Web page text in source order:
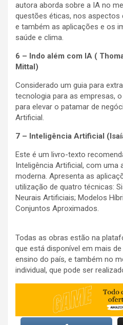
autora aborda sobre a IA no
questões éticas, nos
e também as aplicações e os
saúde e clima.
6 – Indo além com IA (
Mittal)
Considerado um guia para
tecnologia para as empresas,
para elevar o patamar de
Artificial.
7 – Inteligência Artificial
Este é um livro-texto
Inteligência Artificial, com uma
moderna. Apresenta as
utilização de quatro técnicas:
Neurais Artificiais; Modelos
Conjuntos Aproximados.
Todas as obras estão na
que está disponível em mais
ensino do país, e também no
individual, que pode ser